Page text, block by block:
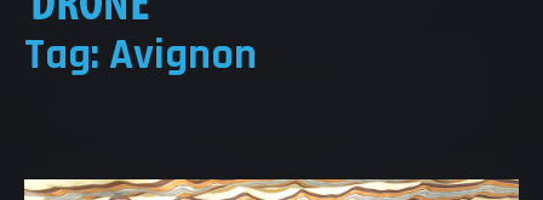
Tag: Avignon